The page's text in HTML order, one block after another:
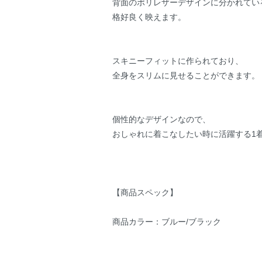
背面のポリレザーデザインに分かれてい
格好良く映えます。
スキニーフィットに作られており、
全身をスリムに見せることができます。
個性的なデザインなので、
おしゃれに着こなしたい時に活躍する1
【商品スペック】
商品カラー：ブルー/ブラック